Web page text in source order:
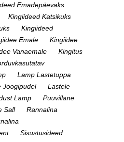
Emadepäevaks
Kingiideed Katsikuks
Kingiideed
Emale
Kingiidee
Vanaemale
Kingitus
Lamp Lastetuppa
Joogipudel
Lastele
Lamp
Puuvillane
Sall
Rannalina
Sisustusideed